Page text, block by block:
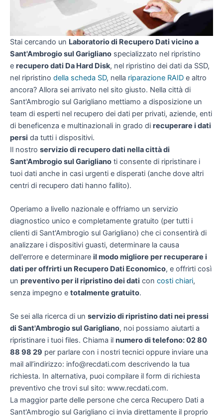
Stai cercando un Laboratorio di Recupero Dati vicino a
Sant'Ambrogio sul Garigliano specializzato nel ripristino
e recupero dati Da Hard Disk, nel ripristino dei dati da SSD,
nel ripristino della scheda SD, nella riparazione RAID e altro
ancora? Allora sei arrivato nel sito giusto. Nella città di
Sant'Ambrogio sul Garigliano mettiamo a disposizione un
team di esperti nel recupero dei dati per privati, aziende, enti
di beneficenza e multinazionali in grado di recuperare i dati
persi da tutti i dispositivi.
Il nostro servizio di recupero dati nella città di
Sant'Ambrogio sul Garigliano ti consente di ripristinare i
tuoi dati anche in casi urgenti e disperati (anche dove altri
centri di recupero dati hanno fallito).
Operiamo a livello nazionale e offriamo un servizio
diagnostico unico e completamente gratuito (per tutti i
clienti di Sant'Ambrogio sul Garigliano) che ci consentirà di
analizzare i dispositivi guasti, determinare la causa
dell'errore e determinare il modo migliore per recuperare i
dati per offrirti un Recupero Dati Economico, e offrirti così
un preventivo per il ripristino dei dati con costi chiari,
senza impegno e totalmente gratuito.
Se sei alla ricerca di un servizio di ripristino dati nei pressi
di Sant'Ambrogio sul Garigliano, noi possiamo aiutarti a
ripristinare i tuoi files. Chiama il numero di telefono: 02 80
88 98 29 per parlare con i nostri tecnici oppure inviare una
mail all’indirizzo: info@recdati.com descrivendo la tua
richiesta. In alternativa, puoi compilare il form di richiesta
preventivo che trovi sul sito: www.recdati.com.
La maggior parte delle persone che cerca Recupero Dati a
Sant'Ambrogio sul Garigliano ci invia direttamente il proprio